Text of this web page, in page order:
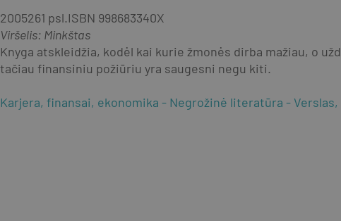
2005261 psl.ISBN 998683340X
Viršelis: Minkštas
Knyga atskleidžia, kodėl kai kurie žmonės dirba mažiau, o
tačiau finansiniu požiūriu yra saugesni negu kiti.
Karjera, finansai, ekonomika Negrožinė literatūra